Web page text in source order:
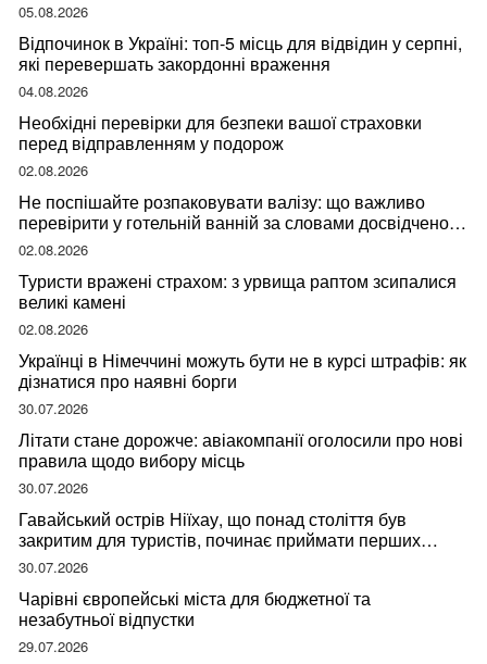
05.08.2026
Відпочинок в Україні: топ-5 місць для відвідин у серпні,
які перевершать закордонні враження
04.08.2026
Необхідні перевірки для безпеки вашої страховки
перед відправленням у подорож
02.08.2026
Не поспішайте розпаковувати валізу: що важливо
перевірити у готельній ванній за словами досвідченої
мандрівниці
02.08.2026
Туристи вражені страхом: з урвища раптом зсипалися
великі камені
02.08.2026
Українці в Німеччині можуть бути не в курсі штрафів: як
дізнатися про наявні борги
30.07.2026
Літати стане дорожче: авіакомпанії оголосили про нові
правила щодо вибору місць
30.07.2026
Гавайський острів Ніїхау, що понад століття був
закритим для туристів, починає приймати перших
відвідувачів
30.07.2026
Чарівні європейські міста для бюджетної та
незабутньої відпустки
29.07.2026